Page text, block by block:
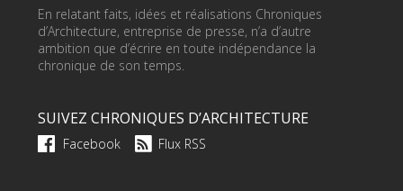
En relatant faits, idées et réalisations Chroniques
d’Architecture, entreprise de presse, n’a d’autre
ambition que d’écrire en toute indépendance la
chronique de son temps.
SUIVEZ CHRONIQUES D’ARCHITECTURE
Facebook Flux RSS